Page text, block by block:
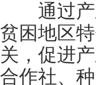
通过产
贫困地区
关，促进
合作社、